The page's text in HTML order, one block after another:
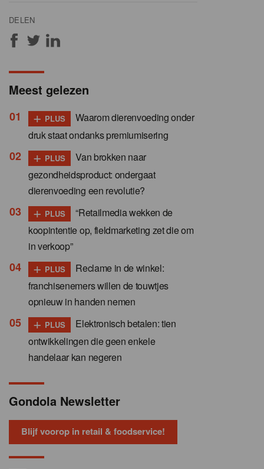
DELEN
Meest gelezen
+ PLUS
Waarom dierenvoeding onder
druk staat ondanks premiumisering
+ PLUS
Van brokken naar
gezondheidsproduct: ondergaat
dierenvoeding een revolutie?
+ PLUS
“Retailmedia wekken de
koopintentie op, fieldmarketing zet die om
in verkoop”
+ PLUS
Reclame in de winkel:
franchisenemers willen de touwtjes
opnieuw in handen nemen
+ PLUS
Elektronisch betalen: tien
ontwikkelingen die geen enkele
handelaar kan negeren
Gondola Newsletter
Blijf voorop in retail & foodservice!